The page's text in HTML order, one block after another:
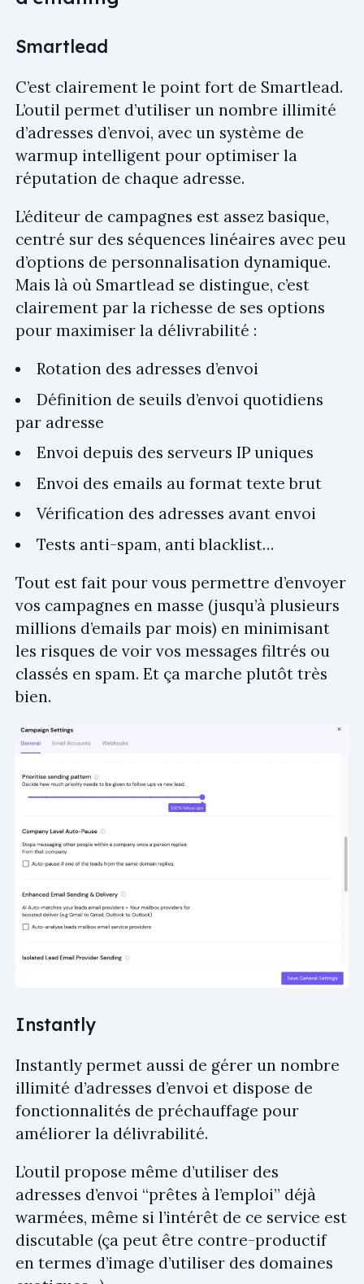
Smartlead
C’est clairement le point fort de Smartlead.
L’outil permet d’utiliser un nombre illimité
d’adresses d’envoi, avec un système de
warmup intelligent pour optimiser la
réputation de chaque adresse.
L’éditeur de campagnes est assez basique,
centré sur des séquences linéaires avec peu
d’options de personnalisation dynamique.
Mais là où Smartlead se distingue, c’est
clairement par la richesse de ses options
pour maximiser la délivrabilité :
Rotation des adresses d’envoi
Définition de seuils d’envoi quotidiens
par adresse
Envoi depuis des serveurs IP uniques
Envoi des emails au format texte brut
Vérification des adresses avant envoi
Tests anti-spam, anti blacklist…
Tout est fait pour vous permettre d’envoyer
vos campagnes en masse (jusqu’à plusieurs
millions d’emails par mois) en minimisant
les risques de voir vos messages filtrés ou
classés en spam. Et ça marche plutôt très
bien.
Instantly
Instantly permet aussi de gérer un nombre
illimité d’adresses d’envoi et dispose de
fonctionnalités de préchauffage pour
améliorer la délivrabilité.
L’outil propose même d’utiliser des
adresses d’envoi “prêtes à l’emploi” déjà
warmées, même si l’intérêt de ce service est
discutable (ça peut être contre-productif
en termes d’image d’utiliser des domaines